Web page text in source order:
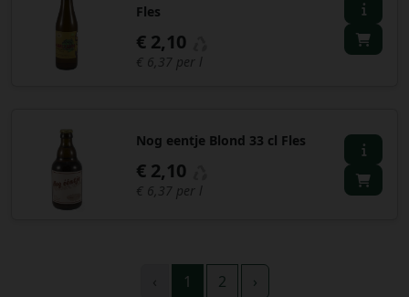
Fles
€ 2,10
€ 6,37 per l
Nog eentje Blond 33 cl Fles
€ 2,10
€ 6,37 per l
1 2 ›